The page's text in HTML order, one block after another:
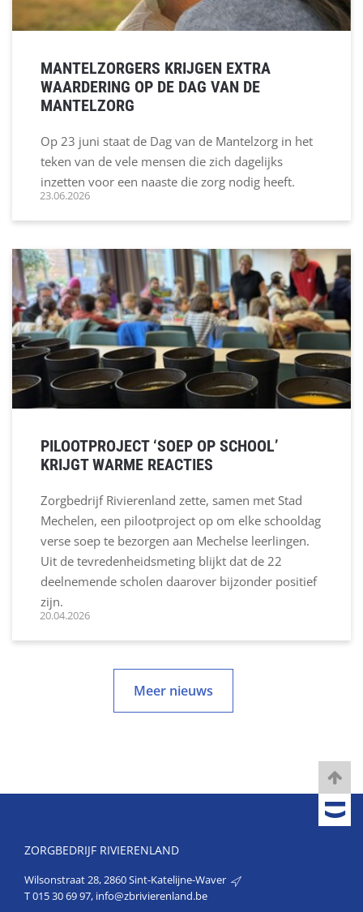
MANTELZORGERS KRIJGEN EXTRA
WAARDERING OP DE DAG VAN DE
MANTELZORG
Op 23 juni staat de Dag van de Mantelzorg in het
teken van de vele mensen die zich dagelijks
inzetten voor een naaste die zorg nodig heeft.
23.06.2026
PILOOTPROJECT ‘SOEP OP SCHOOL’
KRIJGT WARME REACTIES
Zorgbedrijf Rivierenland zette, samen met Stad
Mechelen, een pilootproject op om elke schooldag
verse soep te bezorgen aan Mechelse leerlingen.
Uit de tevredenheidsmeting blijkt dat de 22
deelnemende scholen daarover bijzonder positief
zijn.
20.04.2026
Meer nieuws
ZORGBEDRIJF RIVIERENLAND
Wilsonstraat 28, 2860 Sint-Katelijne-Waver
T015 30 69 97, info@zbrivierenland.be